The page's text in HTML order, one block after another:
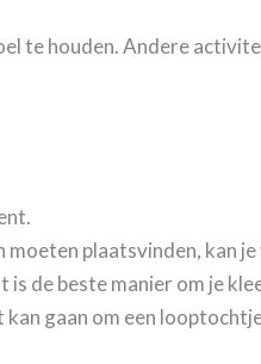
te houden. Andere
plaatsvinden, kan
de beste manier om je
gaan om een